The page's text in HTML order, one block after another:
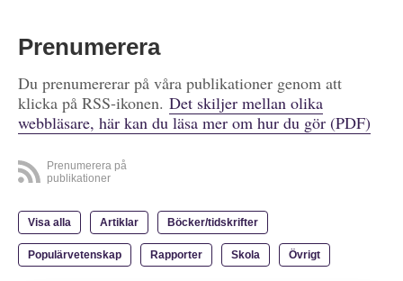
Prenumerera
Du prenumererar på våra publikationer genom att
klicka på RSS-ikonen. Det skiljer mellan olika
webbläsare, här kan du läsa mer om hur du gör (PDF)
Prenumerera på
publikationer
Visa alla Artiklar Böcker/tidskrifter
Populärvetenskap Rapporter Skola Övrigt